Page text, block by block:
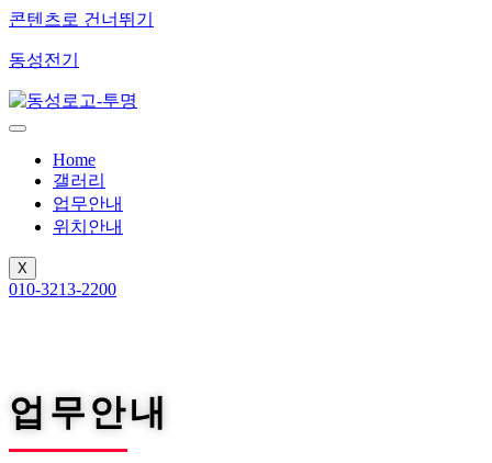
콘텐츠로 건너뛰기
동성전기
Home
갤러리
업무안내
위치안내
X
010-3213-2200
업무안내